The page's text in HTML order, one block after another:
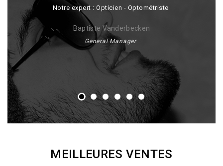
Notre expert : Opticien - Optométriste
Baptiste Vanderbecken
General Manager
MEILLEURES VENTES